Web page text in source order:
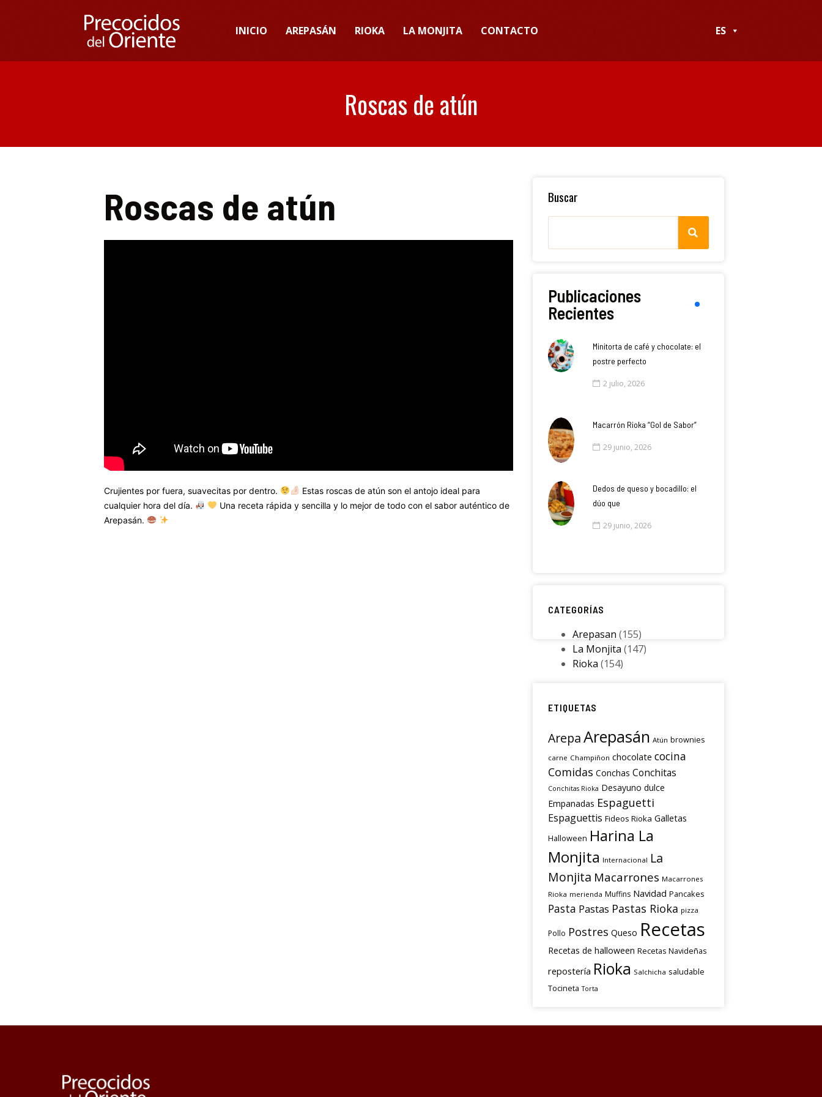
INICIO AREPASÁN RIOKA LA MONJITA CONTACTO ES
Roscas de atún
Roscas de atún
Crujientes por fuera, suavecitas por dentro.
Estas roscas de atún son el antojo ideal para
cualquier hora del día.
Una receta rápida y sencilla y lo mejor de todo con el sabor auténtico de
Arepasán.
Buscar
Publicaciones
Recientes
Minitorta de café y chocolate: el
postre perfecto
2 julio, 2026
Macarrón Rioka “Gol de Sabor”
29 junio, 2026
Dedos de queso y bocadillo: el
dúo que
29 junio, 2026
CATEGORÍAS
Arepasan (155)
La Monjita (147)
Rioka (154)
ETIQUETAS
ArepaArepasán Atún brownies
carne Champiñon chocolate cocina
Comidas Conchas Conchitas
Conchitas Rioka Desayuno dulce
Empanadas Espaguetti
Espaguettis Fideos Rioka Galletas
Halloween Harina La
Monjita Internacional La
Monjita Macarrones Macarrones
Rioka merienda Muffins Navidad Pancakes
Pasta Pastas Pastas Rioka pizza
Pollo Postres Queso Recetas
Recetas de halloween Recetas Navideñas
repostería Rioka Salchicha saludable
Tocineta Torta